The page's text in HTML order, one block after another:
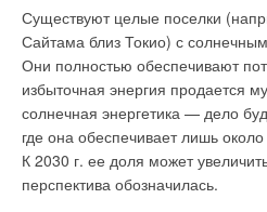
Существуют целые поселки
Сайтама близ Токио) с
Они полностью обеспечивают
избыточная энергия продается
солнечная энергетика — дело
где она обеспечивает лишь
К 2030 г. ее доля может
перспектива обозначилась.
имеющим уклон.
Воздухообмен в наружных
канализационных смотровых
действием гравитационных сил
который из наружной
атмосферу по канализационным
на них вытяжки (при небольших
стоков). Это с одной стороны.